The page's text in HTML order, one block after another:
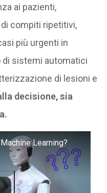
ai pazienti,
compiti ripetitivi,
più urgenti in
di sistemi automatici
di lesioni e
decisione, sia
Learning?